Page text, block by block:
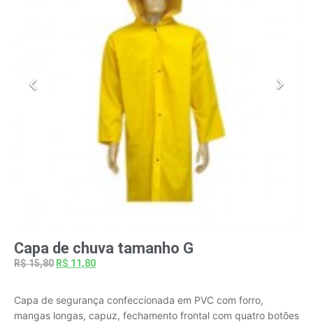
Capa de chuva tamanho G
R$15,80 R$ 11,80
Capa de segurança confeccionada em PVC com forro,
mangas longas, capuz, fechamento frontal com quatro botões